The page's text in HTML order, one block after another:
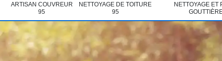
ARTISAN COUVREUR
95
NETTOYAGE DE TOITURE
95
NETTOYAGE ET